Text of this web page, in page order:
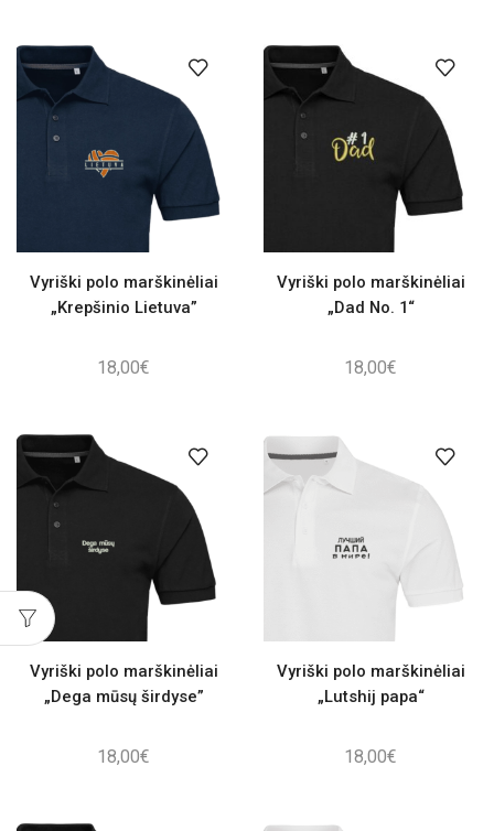
Vyriški polo marškinėliai
„Krepšinio Lietuva”
18,00€
Vyriški polo marškinėliai
„Dad No. 1“
18,00€
Vyriški polo marškinėliai
„Dega mūsų širdyse”
18,00€
Vyriški polo marškinėliai
„Lutshij papa“
18,00€